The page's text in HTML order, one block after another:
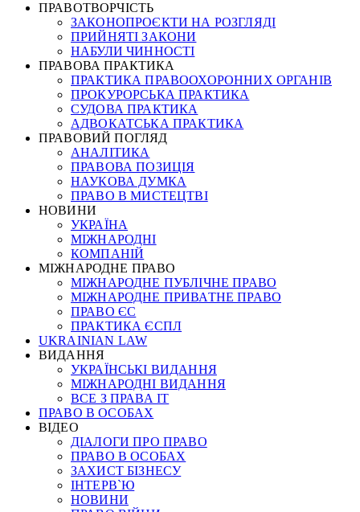
ПРАВОТВОРЧІСТЬ
ЗАКОНОПРОЄКТИ НА РОЗГЛЯДІ
ПРИЙНЯТІ ЗАКОНИ
НАБУЛИ ЧИННОСТІ
ПРАВОВА ПРАКТИКА
ПРАКТИКА ПРАВООХОРОННИХ ОРГАНІВ
ПРОКУРОРСЬКА ПРАКТИКА
СУДОВА ПРАКТИКА
АДВОКАТСЬКА ПРАКТИКА
ПРАВОВИЙ ПОГЛЯД
АНАЛІТИКА
ПРАВОВА ПОЗИЦІЯ
НАУКОВА ДУМКА
ПРАВО В МИСТЕЦТВІ
НОВИНИ
УКРАЇНА
МІЖНАРОДНІ
КОМПАНІЙ
МІЖНАРОДНЕ ПРАВО
МІЖНАРОДНЕ ПУБЛІЧНЕ ПРАВО
МІЖНАРОДНЕ ПРИВАТНЕ ПРАВО
ПРАВО ЄС
ПРАКТИКА ЄСПЛ
UKRAINIAN LAW
ВИДАННЯ
УКРАЇНСЬКІ ВИДАННЯ
МІЖНАРОДНІ ВИДАННЯ
ВСЕ З ПРАВА ІТ
ПРАВО В ОСОБАХ
ВІДЕО
ДІАЛОГИ ПРО ПРАВО
ПРАВО В ОСОБАХ
ЗАХИСТ БІЗНЕСУ
ІНТЕРВ`Ю
НОВИНИ